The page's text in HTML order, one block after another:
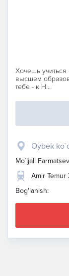
Хочешь
высшем
тебе - к Н...
Oybek
Mo`ljal:
Amir Temur
Bog'lanish: